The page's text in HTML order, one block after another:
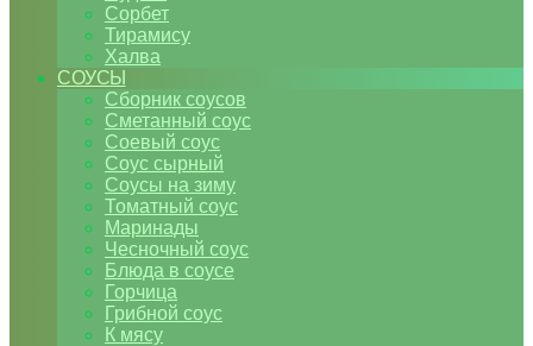
Сорбет
Тирамису
Халва
СОУСЫ
Сборник соусов
Сметанный соус
Соевый соус
Соус сырный
Соусы на зиму
Томатный соус
Маринады
Чесночный соус
Блюда в соусе
Горчица
Грибной соус
К мясу